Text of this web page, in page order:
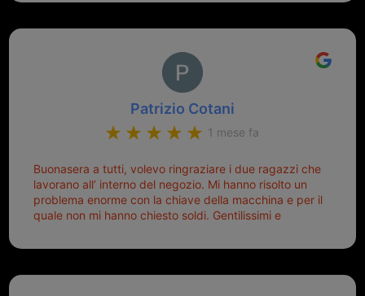
Patrizio Cotani
1 mese fa
Buonasera a tutti, volevo ringraziare i due ragazzi che
lavorano all’ interno del negozio. Mi hanno risolto un
problema enorme con la chiave della macchina e per il
quale non mi hanno chiesto soldi. Gentilissimi e
Sicuramente tornerò qui per qualsiasi altro problema.